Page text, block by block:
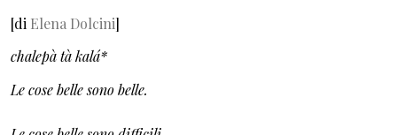
[di Elena Dolcini]
chalepà tà kalá*
Le cose belle sono belle.